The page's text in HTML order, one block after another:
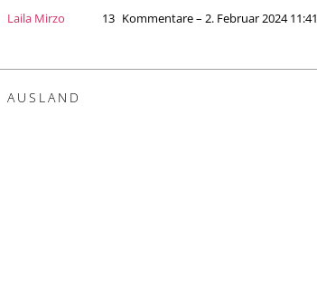
Laila Mirzo 13 Kommentare – 2. Februar 2024 11:41
AUSLAND